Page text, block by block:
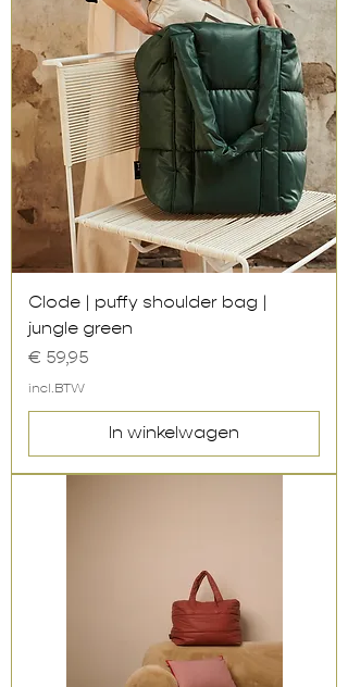
Clode | puffy shoulder bag |
jungle green
Prijs
€ 59,95
incl.BTW
In winkelwagen